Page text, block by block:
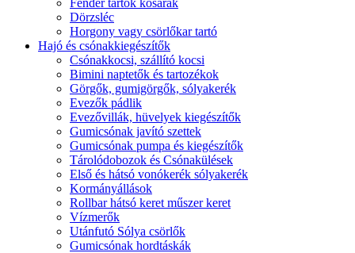
Fender tartók kosarak
Dörzsléc
Horgony vagy csörlőkar tartó
Hajó és csónakkiegészítők
Csónakkocsi, szállító kocsi
Bimini naptetők és tartozékok
Görgők, gumigörgők, sólyakerék
Evezők pádlik
Evezővillák, hüvelyek kiegészítők
Gumicsónak javító szettek
Gumicsónak pumpa és kiegészítők
Tárolódobozok és Csónakülések
Első és hátsó vonókerék sólyakerék
Kormányállások
Rollbar hátsó keret műszer keret
Vízmerők
Utánfutó Sólya csörlők
Gumicsónak hordtáskák